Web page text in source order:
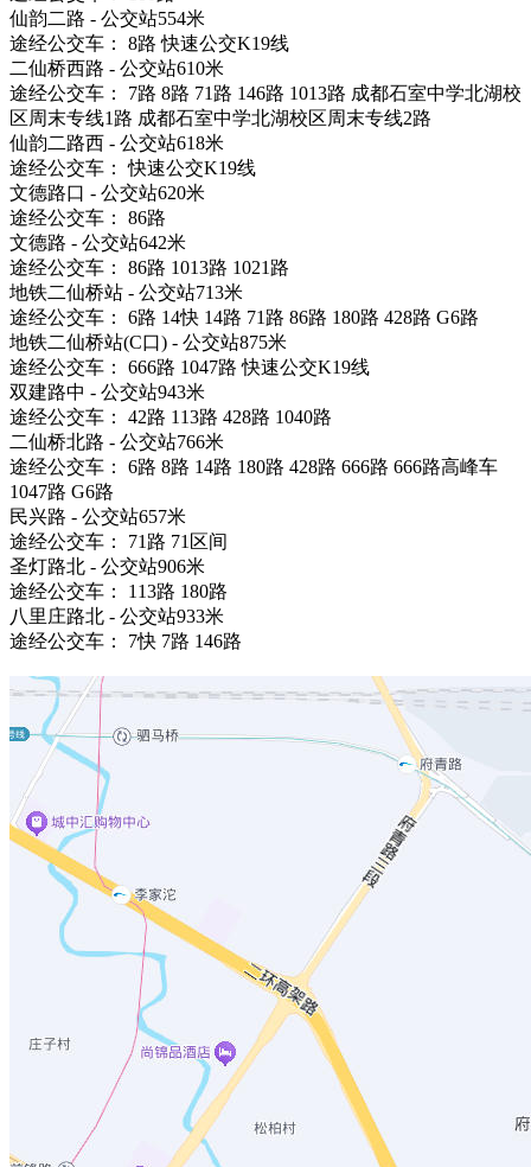
仙韵二路 - 公交站554米
途经公交车： 8路 快速公交K19线
二仙桥西路 - 公交站610米
途经公交车： 7路 8路 71路 146路 1013路 成都石室中学北湖校
区周末专线1路 成都石室中学北湖校区周末专线2路
仙韵二路西 - 公交站618米
途经公交车： 快速公交K19线
文德路口 - 公交站620米
途经公交车： 86路
文德路 - 公交站642米
途经公交车： 86路 1013路 1021路
地铁二仙桥站 - 公交站713米
途经公交车： 6路 14快 14路 71路 86路 180路 428路 G6路
地铁二仙桥站(C口) - 公交站875米
途经公交车： 666路 1047路 快速公交K19线
双建路中 - 公交站943米
途经公交车： 42路 113路 428路 1040路
二仙桥北路 - 公交站766米
途经公交车： 6路 8路 14路 180路 428路 666路 666路高峰车
1047路 G6路
民兴路 - 公交站657米
途经公交车： 71路 71区间
圣灯路北 - 公交站906米
途经公交车： 113路 180路
八里庄路北 - 公交站933米
途经公交车： 7快 7路 146路